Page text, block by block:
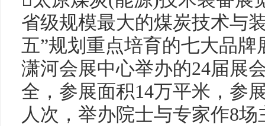
省级规模最大的煤炭技术与
五”规划重点培育的七大品
潇河会展中心举办的24届展
全，参展面积14万平米，参
人次，举办院士与专家作8